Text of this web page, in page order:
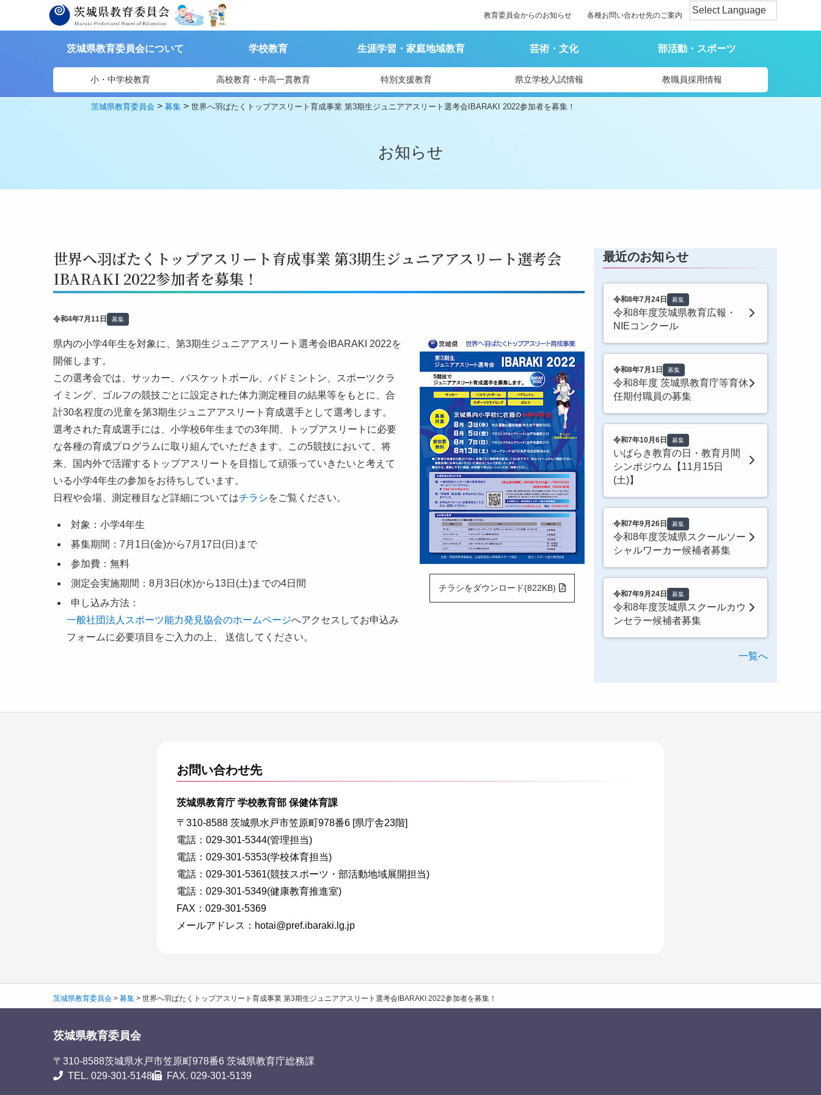
教育委員会からのお知らせ 各種お問い合わせ先のご案内
茨城県教育委員会について 学校教育 生涯学習・家庭地域教育 芸術・文化 部活動・スポーツ
小・中学校教育 高校教育・中高一貫教育 特別支援教育 県立学校入試情報 教職員採用情報
茨城県教育委員会 >募集 >世界へ羽ばたくトップアスリート育成事業 第3期生ジュニアアスリート選考会IBARAKI 2022参加者を募集！
お知らせ
世界へ羽ばたくトップアスリート育成事業 第3期生ジュニアアスリート選考会
IBARAKI 2022参加者を募集！
令和4年7月11日 募集
県内の小学4年生を対象に、第3期生ジュニアアスリート選考会IBARAKI 2022を
開催します。
この選考会では、サッカー、バスケットボール、バドミントン、スポーツクラ
イミング、ゴルフの競技ごとに設定された体力測定種目の結果等をもとに、合
計30名程度の児童を第3期生ジュニアアスリート育成選手として選考します。
選考された育成選手には、小学校6年生までの3年間、トップアスリートに必要
な各種の育成プログラムに取り組んでいただきます。この5競技において、将
来、国内外で活躍するトップアスリートを目指して頑張っていきたいと考えて
いる小学4年生の参加をお待ちしています。
日程や会場、測定種目など詳細についてはチラシをご覧ください。
対象：小学4年生
募集期間：7月1日(金)から7月17日(日)まで
参加費：無料
測定会実施期間：8月3日(水)から13日(土)までの4日間
申し込み方法：
一般社団法人スポーツ能力発見協会のホームページへアクセスしてお申込み
フォームに必要項目をご入力の上、 送信してください。
チラシをダウンロード(822KB)
最近のお知らせ
令和8年7月24日 募集
令和8年度茨城県教育広報・
NIEコンクール
令和8年7月1日 募集
令和8年度 茨城県教育庁等育休
任期付職員の募集
令和7年10月6日 募集
いばらき教育の日・教育月間
シンポジウム【11月15日
(土)】
令和7年9月26日 募集
令和8年度茨城県スクールソー
シャルワーカー候補者募集
令和7年9月24日 募集
令和8年度茨城県スクールカウ
ンセラー候補者募集
一覧へ
お問い合わせ先
茨城県教育庁 学校教育部 保健体育課
〒310-8588 茨城県水戸市笠原町978番6 [県庁舎23階]
電話：029-301-5344(管理担当)
電話：029-301-5353(学校体育担当)
電話：029-301-5361(競技スポーツ・部活動地域展開担当)
電話：029-301-5349(健康教育推進室)
FAX：029-301-5369
メールアドレス：hotai@pref.ibaraki.lg.jp
茨城県教育委員会 > 募集 > 世界へ羽ばたくトップアスリート育成事業 第3期生ジュニアアスリート選考会IBARAKI 2022参加者を募集！
茨城県教育委員会
〒310-8588茨城県水戸市笠原町978番6 茨城県教育庁総務課
TEL. 029-301-5148
FAX. 029-301-5139